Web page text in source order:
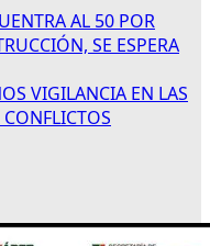
AL 50 POR
SE ESPERA
VIGILANCIA EN LAS